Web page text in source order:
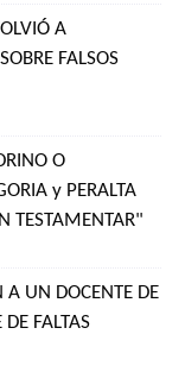
A
FALSOS
O
y PERALTA
TESTAMENTAR"
UN DOCENTE DE
FALTAS